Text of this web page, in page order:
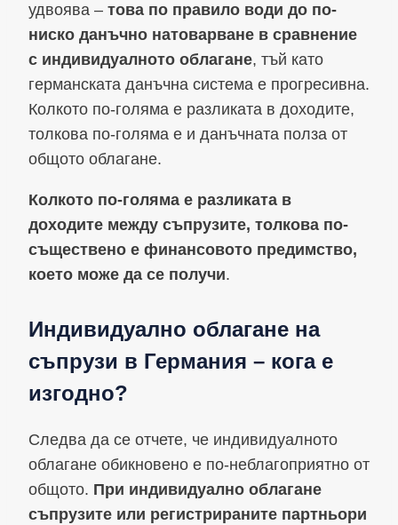
удвоява – това по правило води до по-
ниско данъчно натоварване в сравнение
с индивидуалното облагане, тъй като
германската данъчна система е прогресивна.
Колкото по-голяма е разликата в доходите,
толкова по-голяма е и данъчната полза от
общото облагане.
Колкото по-голяма е разликата в
доходите между съпрузите, толкова по-
съществено е финансовото предимство,
което може да се получи.
Индивидуално облагане на
съпрузи в Германия – кога е
изгодно?
Следва да се отчете, че индивидуалното
облагане обикновено е по-неблагоприятно от
общото. При индивидуално облагане
съпрузите или регистрираните партньори